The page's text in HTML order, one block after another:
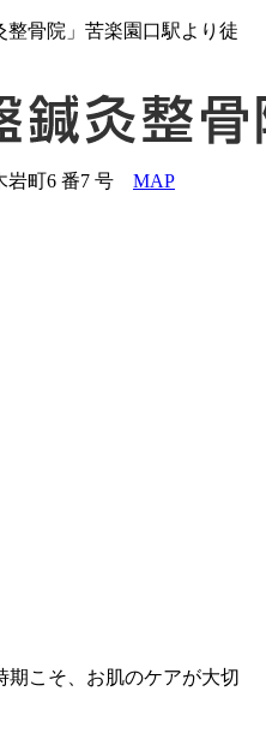
整骨院」苦楽園口駅より徒
岩町6 番7 号 MAP
期こそ、お肌のケアが大切